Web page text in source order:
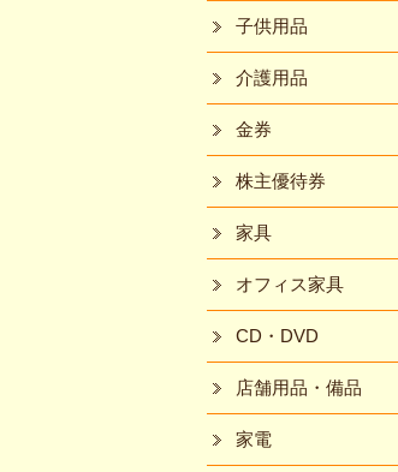
子供用品
介護用品
金券
株主優待券
家具
オフィス家具
CD・DVD
店舗用品・備品
家電